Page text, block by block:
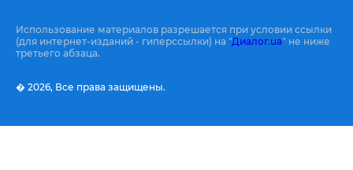
Использование материалов разрешается при условии ссылки
(для интернет-изданий - гиперссылки) на "Диалог.ua" не ниже
третьего абзаца.
� 2026, Все права защищены.